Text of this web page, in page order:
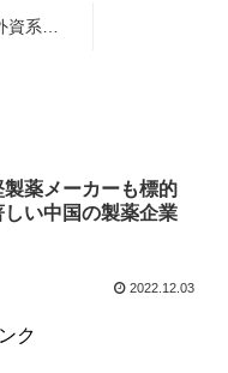
資系mr
製薬メーカーも標的
しい中国の製薬企業
2022.12.03
ク